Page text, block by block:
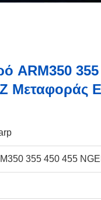
ARM350
Μεταφοράς
355 450 455